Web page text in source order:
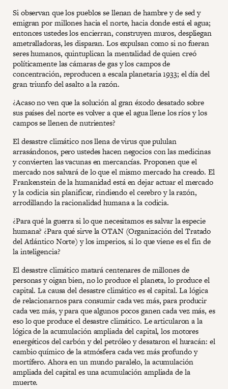
Si observan que los pueblos se llenan de hambre y de sed y
emigran por millones hacia el norte, hacia donde está el agua;
entonces ustedes los encierran, construyen muros, despliegan
ametralladoras, les disparan. Los expulsan como si no fueran
seres humanos, quintuplican la mentalidad de quien creó
políticamente las cámaras de gas y los campos de
concentración, reproducen a escala planetaria 1933; el día del
gran triunfo del asalto a la razón.
¿Acaso no ven que la solución al gran éxodo desatado sobre
sus países del norte es volver a que el agua llene los ríos y los
campos se llenen de nutrientes?
El desastre climático nos llena de virus que pululan
arrasándonos, pero ustedes hacen negocios con las medicinas
y convierten las vacunas en mercancías. Proponen que el
mercado nos salvará de lo que el mismo mercado ha creado. El
Frankenstein de la humanidad está en dejar actuar el mercado
y la codicia sin planificar, rindiendo el cerebro y la razón,
arrodillando la racionalidad humana a la codicia.
¿Para qué la guerra si lo que necesitamos es salvar la especie
humana? ¿Para qué sirve la OTAN (Organización del Tratado
del Atlántico Norte) y los imperios, si lo que viene es el fin de
la inteligencia?
El desastre climático matará centenares de millones de
personas y oigan bien, no lo produce el planeta, lo produce el
capital. La causa del desastre climático es el capital. La lógica
de relacionarnos para consumir cada vez más, para producir
cada vez más, y para que algunos pocos ganen cada vez más, es
eso lo que produce el desastre climático. Le articularon a la
lógica de la acumulación ampliada del capital, los motores
energéticos del carbón y del petróleo y desataron el huracán: el
cambio químico de la atmósfera cada vez más profundo y
mortífero. Ahora en un mundo paralelo, la acumulación
ampliada del capital es una acumulación ampliada de la
muerte.